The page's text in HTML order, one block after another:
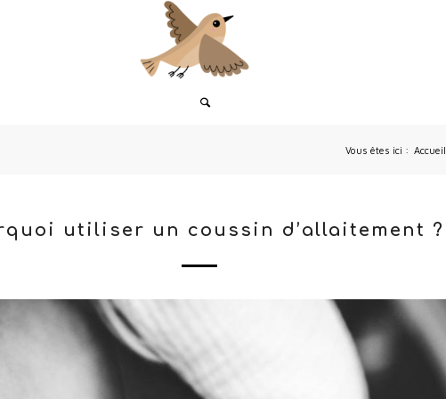
Vous êtes ici : Accueil
utiliser un coussin d’allaitement ?